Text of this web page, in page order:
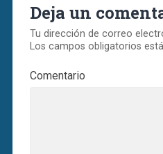
Deja un
Tu dirección de correo
Los campos obligatorios
Comentario